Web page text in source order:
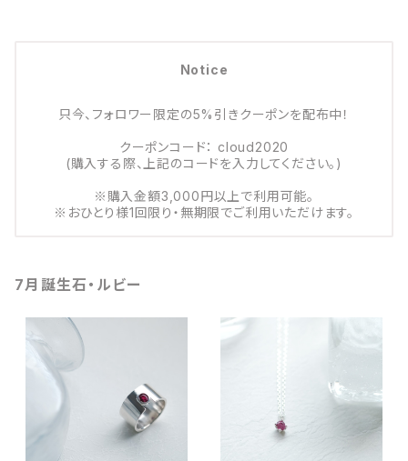
Notice
只今、フォロワー限定の5%引きクーポンを配布中！
クーポンコード： cloud2020
(購入する際、上記のコードを入力してください。)
※購入金額3,000円以上で利用可能。
※おひとり様1回限り・無期限でご利用いただけます。
7月誕生石・ルビー